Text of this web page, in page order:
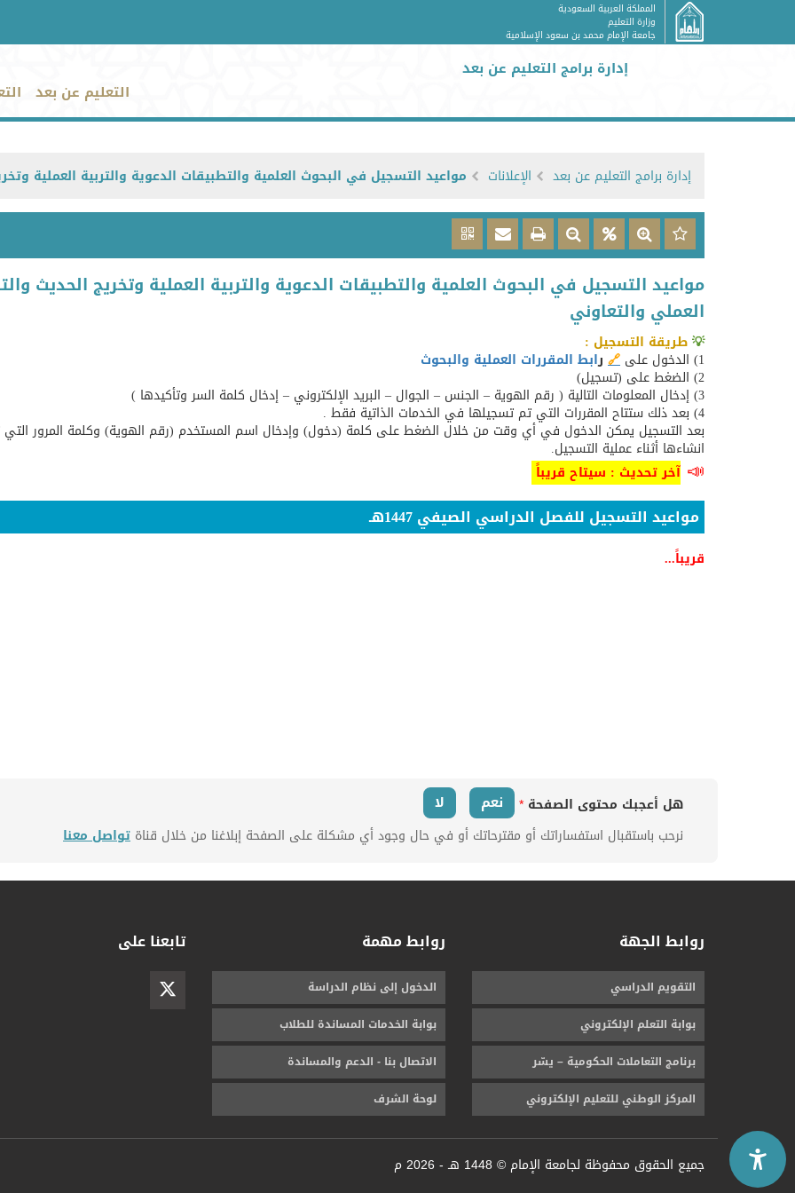
المملكة العربية السعودية
وزارة التعليم
جامعة الإمام محمد بن سعود الإسلامية
إدارة برامج التعليم عن بعد
التعليم عن بعد
إدارة برامج التعليم عن بعد الإعلانات مواعيد التسجيل في البحوث العلمية والتطبيقات الدعوية والتربية العملية
مواعيد التسجيل في البحوث العلمية والتطبيقات الدعوية والتربية العملية وتخريج الحديث
العملي والتعاوني
​​​​​​​​​​​​​​​​​​​​​​​​​​​​​​​​​​​​​​​​​​​​​​​​​​​​💡طريقة التسجيل :​​​​​​​​ ​​​
1) الدخول على 🔗 رابط المقررات العملية والبحوث
2) الضغط على (تسجيل)
3) إدخال المعلومات التالية ( رقم الهوية – الجنس – الجوال – البريد الإلكتروني – إدخال كلمة السر وتأكيدها )
4) بعد ذلك ستتاح المقررات التي تم تسجيلها في الخدمات الذاتية فقط .
بعد التسجيل يمكن الدخول في أي وقت من خلال الضغط على كلمة (د​خول) وإدخال اسم المستخدم (رقم الهوية) وكلمة المرور
انشاءها أثناء عملية التسجيل.
​​​​📣 آخر تحديث : سيتاح قريباً
مواعيد التسجيل للفصل الدراسي الصيفي 1447هـ​​​​​​​
قريباً...
هل أعجبك محتوى الصفحة * نعم لا
نرحب باستقبال استفساراتك أو مقترحاتك أو في حال وجود أي مشكلة على الصفحة إبلاغنا من خلال قناة تواصل معنا
روابط الجهة
التقويم الدراسي
بوابة التعلم الإلكتروني
برنامج التعاملات الحكومية – يسّر
المركز الوطني للتعليم الإلكتروني
روابط مهمة
الدخول إلى نظام الدراسة
بوابة الخدمات المساندة للطلاب
الاتصال بنا - الدعم والمساندة
لوحة الشرف
تابعنا على
جميع الحقوق محفوظة لجامعة الإمام © 1448 هـ - 2026 م